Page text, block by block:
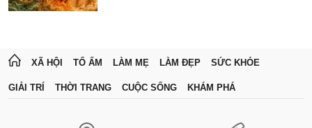
XÃ HỘI TỔ ẤM LÀM MẸ LÀM ĐẸP SỨC KHỎE
GIẢI TRÍ THỜI TRANG CUỘC SỐNG KHÁM PHÁ